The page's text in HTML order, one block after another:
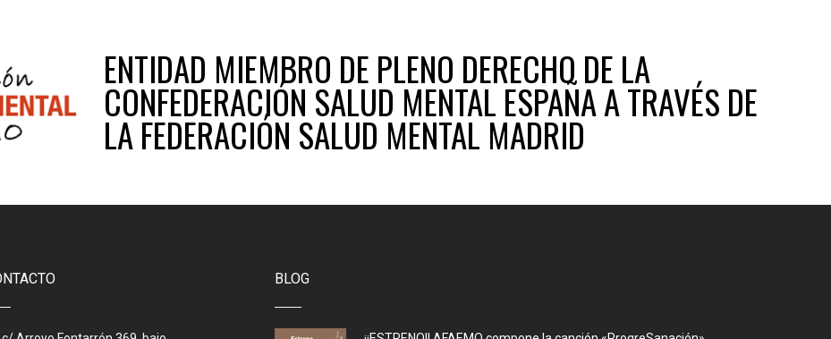
ENTIDAD MIEMBRO DE PLENO DERECHO DE LA
CONFEDERACIÓN SALUD MENTAL ESPAÑA A TRAVÉS DE
LA FEDERACIÓN SALUD MENTAL MADRID
BLOG